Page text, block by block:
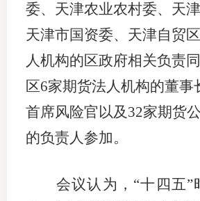
委、天津农业农村委、天津
天津市国资委、天津自贸
人机构的区政府相关负责
区6家期货法人机构的董事
首席风险官以及32家期货
的负责人参加。
会议认为，“十四五”